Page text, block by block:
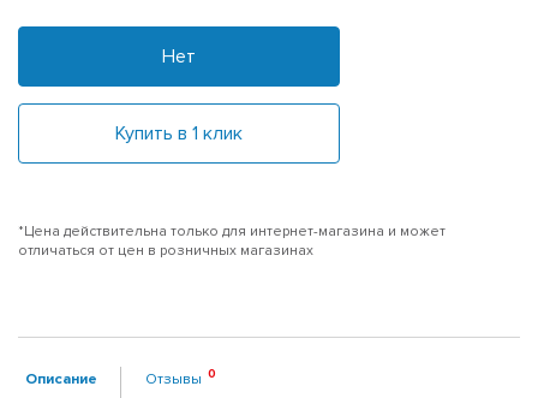
Нет
Купить в 1 клик
*Цена действительна только для интернет-магазина и может
отличаться от цен в розничных магазинах
Описание Отзывы